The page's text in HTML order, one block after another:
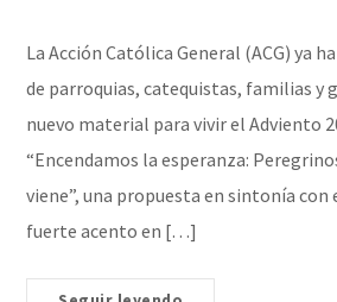
La Acción Católica General (ACG) ya
de parroquias, catequistas, familias y
nuevo material para vivir el Adviento
“Encendamos la esperanza:
viene”, una propuesta en sintonía con
fuerte acento en […]